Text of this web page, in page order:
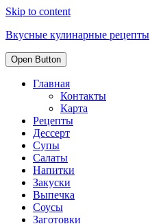
Skip to content
Вкусные кулинарные рецепты
Open Button
Главная
Контакты
Карта
Рецепты
Дессерт
Супы
Салаты
Напитки
Закуски
Выпечка
Соусы
Заготовки